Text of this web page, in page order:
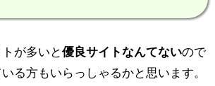
が多いと優良サイトなんてないので
る方もいらっしゃるかと思います。